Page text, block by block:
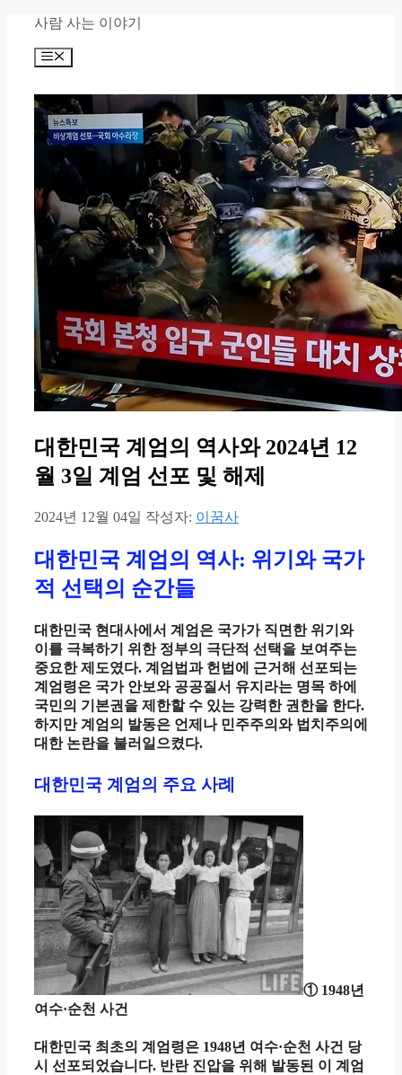
사람 사는 이야기
메
대한민국 계엄의 역사와 2024년 12
월 3일 계엄 선포 및 해제
2024년 12월 04일 작성자: 이꿈사
대한민국 계엄의 역사: 위기와 국가
적 선택의 순간들
대한민국 현대사에서 계엄은 국가가 직면한 위기와
이를 극복하기 위한 정부의 극단적 선택을 보여주는
중요한 제도였다. 계엄법과 헌법에 근거해 선포되는
계엄령은 국가 안보와 공공질서 유지라는 명목 하에
국민의 기본권을 제한할 수 있는 강력한 권한을 한다.
하지만 계엄의 발동은 언제나 민주주의와 법치주의에
대한 논란을 불러일으켰다.
대한민국 계엄의 주요 사례
① 1948년
여수·순천 사건
대한민국 최초의 계엄령은 1948년 여수·순천 사건 당
시 선포되었습니다. 반란 진압을 위해 발동된 이 계엄